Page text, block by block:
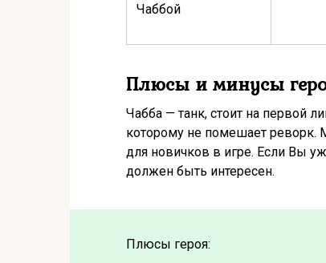
Плюсы и минусы
Чабба — танк, стоит на первой
которому не помешает
для новичков в игре. Если Вы
должен быть интересен.
Плюсы героя: